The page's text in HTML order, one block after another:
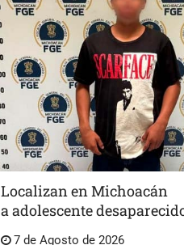
Localizan en Michoacán
a adolescente
7 de Agosto de 2026